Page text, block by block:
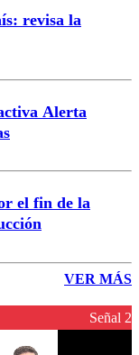
revisa la
Alerta
el fin de la
VER MÁS
Señal 2